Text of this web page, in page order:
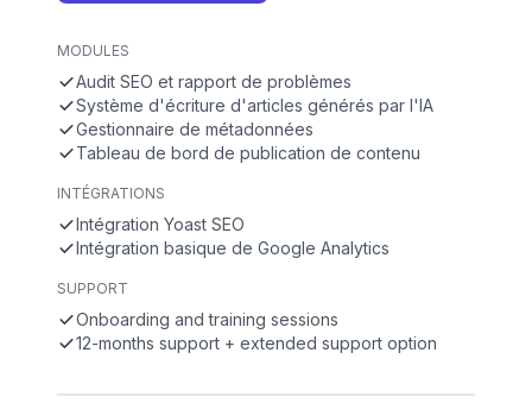
MODULES
Audit SEO et rapport de problèmes
Système d'écriture d'articles générés par l'IA
Gestionnaire de métadonnées
Tableau de bord de publication de contenu
INTÉGRATIONS
Intégration Yoast SEO
Intégration basique de Google Analytics
SUPPORT
Onboarding and training sessions
12-months support + extended support option